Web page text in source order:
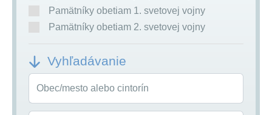
Pamätníky obetiam 1. svetovej vojny
Pamätníky obetiam 2. svetovej vojny
Vyhľadávanie
Obec/mesto alebo cintorín